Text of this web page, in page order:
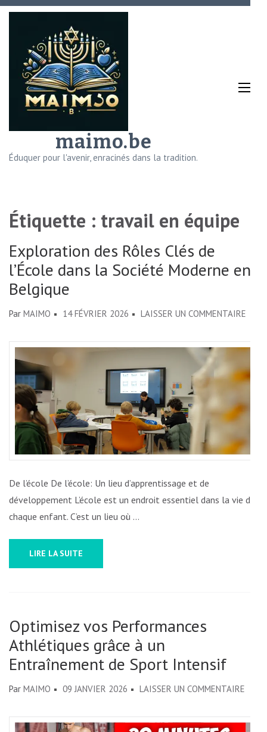
Aller
(Pressez
Entrée)
maimo.be
Éduquer pour l'avenir, enracinés dans la tradition.
Étiquette : travail en équipe
Exploration des Rôles Clés de
l’École dans la Société Moderne en
Belgique
Par MAIMO 14 FÉVRIER 2026 LAISSER UN COMMENTAIRE
DES
CLÉS
LA
EN
De l’école De l’école: Un lieu d’apprentissage et de
développement L’école est un endroit essentiel dans la vie de
chaque enfant. C’est un lieu où …
LIRE LA SUITE
Optimisez vos Performances
Athlétiques grâce à un
Entraînement de Sport Intensif
Par MAIMO 09 JANVIER 2026 LAISSER UN COMMENTAIRE
VOS